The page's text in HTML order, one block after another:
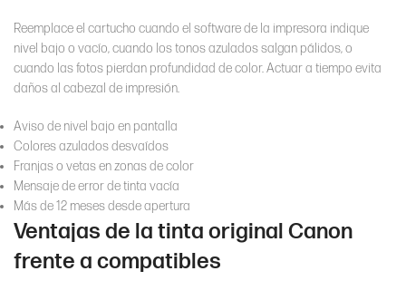
Reemplace el cartucho cuando el software de la impresora indique
nivel bajo o vacío, cuando los tonos azulados salgan pálidos, o
cuando las fotos pierdan profundidad de color. Actuar a tiempo evita
daños al cabezal de impresión.
Aviso de nivel bajo en pantalla
Colores azulados desvaídos
Franjas o vetas en zonas de color
Mensaje de error de tinta vacía
Más de 12 meses desde apertura
Ventajas de la tinta original Canon
frente a compatibles